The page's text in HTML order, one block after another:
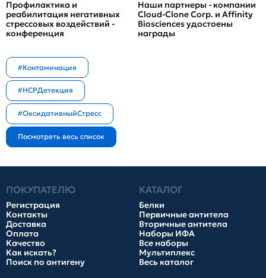
Профилактика и
реабилитация негативных
стрессовых воздействий -
конференция
Наши партнеры - компании
Cloud-Clone Corp. и Affinity
Biosciences удостоены
награды
#Контаминация
#HCPДетекция
#ОксидативныйСтресс
ПОКУПАТЕЛЮ
Регистрация
Контакты
Доставка
Оплата
Качество
Как искать?
Поиск по антигену
КАТАЛОГ
Белки
Первичные антитела
Вторичные антитела
Наборы ИФА
Все наборы
Мультиплекс
Весь каталог